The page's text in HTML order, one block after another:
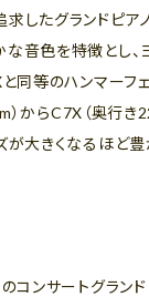
したグランドピア
音色を特徴とし、
同等のハンマーフ
）からC7X（奥行き
が大きくなるほど
コンサートグラン